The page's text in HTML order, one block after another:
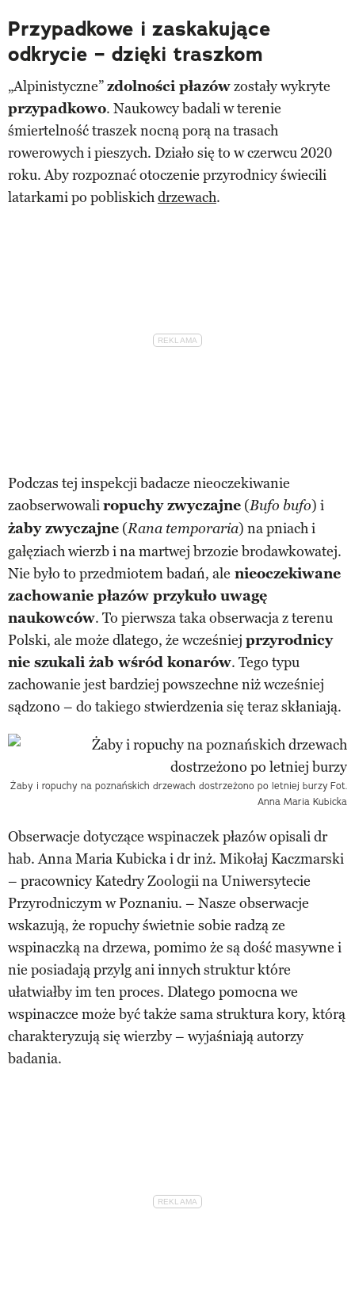
Przypadkowe i zaskakujące
odkrycie – dzięki traszkom
„Alpinistyczne”zdolności płazówzostały wykryte
przypadkowo. Naukowcy badali w terenie
śmiertelność traszek nocną porą na trasach
rowerowych i pieszych. Działo się to w czerwcu 2020
roku. Aby rozpoznać otoczenie przyrodnicy świecili
latarkami po pobliskichdrzewach.
Podczas tej inspekcji badacze nieoczekiwanie
zaobserwowaliropuchy zwyczajne (Bufo bufo) i
żaby zwyczajne (Rana temporaria) na pniach i
gałęziach wierzb i na martwej brzozie brodawkowatej.
Nie było to przedmiotem badań, ale nieoczekiwane
zachowanie płazów przykuło uwagę
naukowców. To pierwsza taka obserwacja z terenu
Polski, ale może dlatego, że wcześniej przyrodnicy
nie szukali żab wśród konarów. Tego typu
zachowanie jest bardziej powszechne niż wcześniej
sądzono – do takiego stwierdzenia się teraz skłaniają.
Żaby i ropuchy na poznańskich drzewach dostrzeżono po letniej burzy Fot.
Anna Maria Kubicka
Obserwacje dotyczące wspinaczek płazów opisali dr
hab. Anna Maria Kubicka i dr inż. Mikołaj Kaczmarski
– pracownicy Katedry Zoologii na Uniwersytecie
Przyrodniczym w Poznaniu. – Nasze obserwacje
wskazują, że ropuchy świetnie sobie radzą ze
wspinaczką na drzewa, pomimo że są dość masywne i
nie posiadają przylg ani innych struktur które
ułatwiałby im ten proces. Dlatego pomocna we
wspinaczce może być także sama struktura kory, którą
charakteryzują się wierzby – wyjaśniają autorzy
badania.